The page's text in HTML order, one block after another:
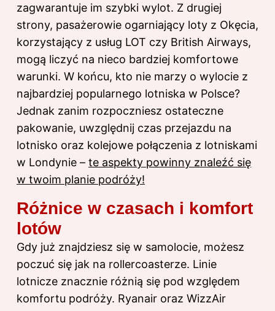
zagwarantuje im szybki wylot. Z drugiej
strony, pasażerowie ogarniający loty z Okęcia,
korzystający z usług LOT czy British Airways,
mogą liczyć na nieco bardziej komfortowe
warunki. W końcu, kto nie marzy o wylocie z
najbardziej popularnego lotniska w Polsce?
Jednak zanim rozpoczniesz ostateczne
pakowanie, uwzględnij czas przejazdu na
lotnisko oraz kolejowe połączenia z lotniskami
w Londynie – te aspekty powinny znaleźć się
w twoim planie podróży!
Różnice w czasach i komfort
lotów
Gdy już znajdziesz się w samolocie, możesz
poczuć się jak na rollercoasterze. Linie
lotnicze znacznie różnią się pod względem
komfortu podróży. Ryanair oraz WizzAir